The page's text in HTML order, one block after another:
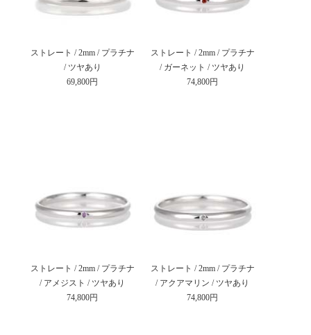
ストレート / 2mm / プラチナ
/ ツヤあり
69,800円
ストレート / 2mm / プラチナ
/ ガーネット / ツヤあり
74,800円
ストレート / 2mm / プラチナ
/ アメジスト / ツヤあり
74,800円
ストレート / 2mm / プラチナ
/ アクアマリン / ツヤあり
74,800円